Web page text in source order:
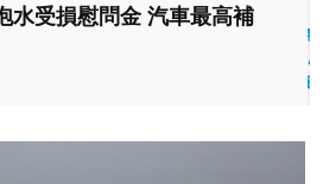
水受損慰問金 汽車最高補